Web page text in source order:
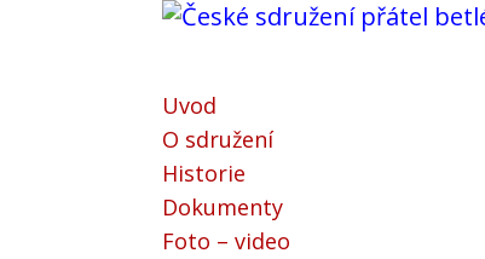
Uvod
O sdružení
Historie
Dokumenty
Foto – video